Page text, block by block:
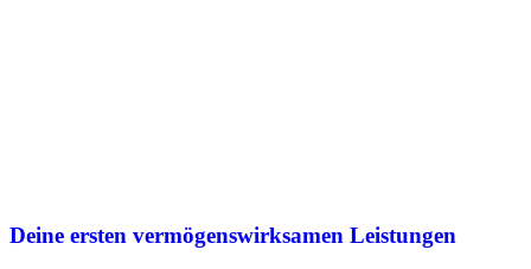
Deine ersten vermögenswirksamen Leistungen